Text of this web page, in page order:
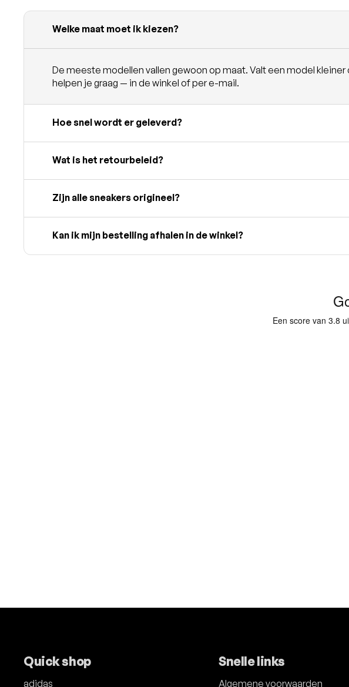
Welke maat moet ik kiezen?
De meeste modellen vallen gewoon op maat. Valt een model
helpen je graag — in de winkel of per e-mail.
Hoe snel wordt er geleverd?
Wat is het retourbeleid?
Zijn alle sneakers origineel?
Kan ik mijn bestelling afhalen in de winkel?
Quick shop
adidas
Snelle links
Algemene voorwaarden